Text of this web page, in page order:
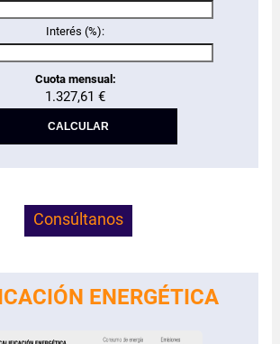
Interés (%):
Cuota mensual:
1.327,61 €
Consúltanos
ENERGÉTICA